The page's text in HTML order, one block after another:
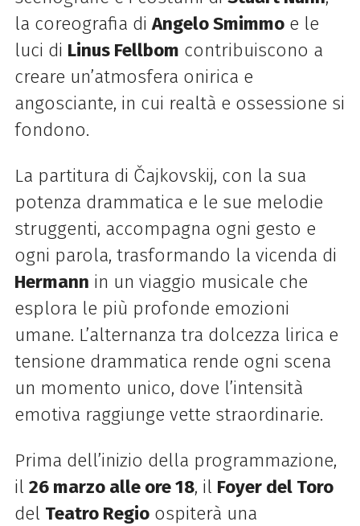
la coreografia diAngelo Smimmoe le
luci di Linus Fellbom contribuiscono a
creare un’atmosfera onirica e
angosciante, in cui realtà e ossessione si
fondono.
La partitura di Čajkovskij, con la sua
potenza drammatica e le sue melodie
struggenti, accompagna ogni gesto e
ogni parola, trasformando la vicenda di
Hermann in un viaggio musicale che
esplora le più profonde emozioni
umane. L’alternanza tra dolcezza lirica e
tensione drammatica rende ogni scena
un momento unico, dove l’intensità
emotiva raggiunge vette straordinarie.
Prima dell’inizio della programmazione,
il 26 marzo alle ore 18, il Foyer del Toro
del Teatro Regioospiterà una